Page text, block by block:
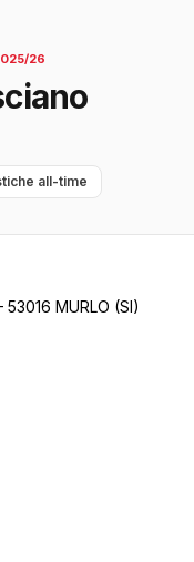
26
all-time
MURLO (SI)